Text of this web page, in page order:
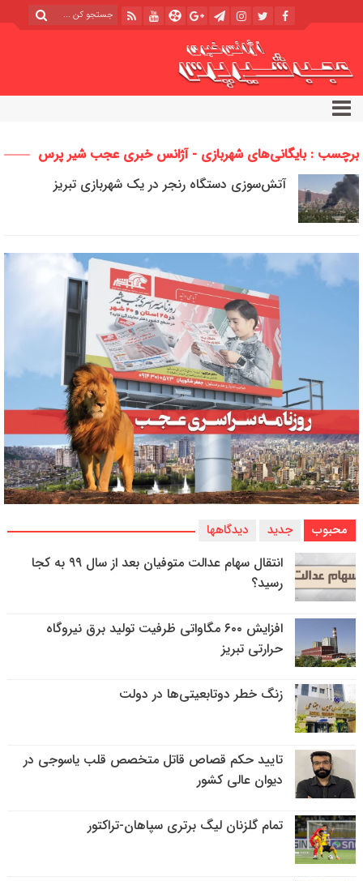
برچسب : بایگانی‌های شهربازی - آژانس خبری عجب شیر پرس
آتش‌سوزی دستگاه رنجر در یک شهربازی تبریز
محبوب جدید دیدگاهها
انتقال سهام عدالت متوفیان بعد از سال ۹۹ به کجا
رسید؟
افزایش ۶۰۰ مگاواتی ظرفیت تولید برق نیروگاه
حرارتی تبریز
زنگ خطر دوتابعیتی‌ها در دولت
تایید حکم قصاص قاتل متخصص قلب یاسوجی در
دیوان عالی کشور
تمام گلزنان لیگ‌ برتری سپاهان-تراکتور